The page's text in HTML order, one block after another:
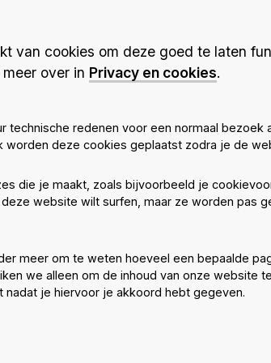
van cookies om deze goed te laten
over in Privacy en cookies.
technische redenen voor een normaal bezoek
worden deze cookies geplaatst zodra je de
die je maakt, zoals bijvoorbeeld je
website wilt surfen, maar ze worden pas
meer om te weten hoeveel een bepaalde
we alleen om de inhoud van onze website
je hiervoor je akkoord hebt gegeven.
of accessibility, to be proposed to the
symbol of accessibility.